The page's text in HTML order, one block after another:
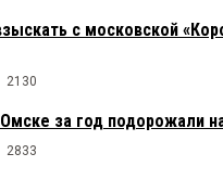
с московской
2130
за год подорожали
2833